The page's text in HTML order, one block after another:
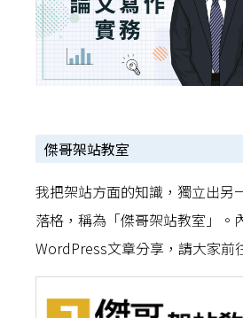
傑哥架站教室
我把架站方面的知識，獨立出另
落格，稱為「傑哥架站教室」。
WordPress文章分享，請大家前